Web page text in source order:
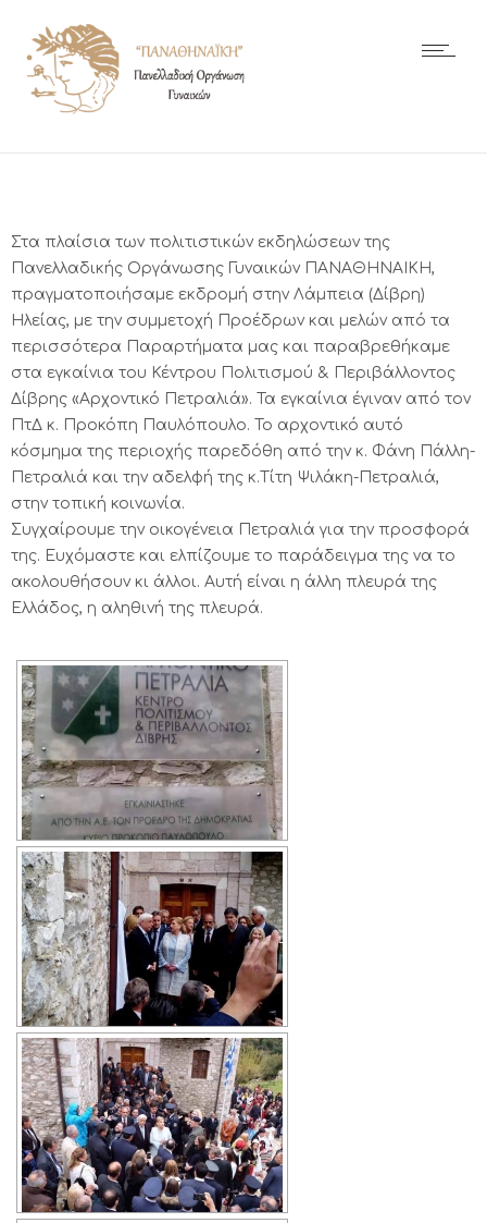
Στα πλαίσια των πολιτιστικών εκδηλώσεων της
Πανελλαδικής Οργάνωσης Γυναικών ΠΑΝΑΘΗΝΑΙΚΗ,
πραγματοποιήσαμε εκδρομή στην Λάμπεια (Δίβρη)
Ηλείας, με την συμμετοχή Προέδρων και μελών από τα
περισσότερα Παραρτήματα μας και παραβρεθήκαμε
στα εγκαίνια του Κέντρου Πολιτισμού & Περιβάλλοντος
Δίβρης «Αρχοντικό Πετραλιά». Τα εγκαίνια έγιναν από τον
ΠτΔ κ. Προκόπη Παυλόπουλο. Το αρχοντικό αυτό
κόσμημα της περιοχής παρεδόθη από την κ. Φάνη Πάλλη-
Πετραλιά και την αδελφή της κ.Τίτη Ψιλάκη-Πετραλιά,
στην τοπική κοινωνία.
Συγχαίρουμε την οικογένεια Πετραλιά για την προσφορά
της. Ευχόμαστε και ελπίζουμε το παράδειγμα της να το
ακολουθήσουν κι άλλοι. Αυτή είναι η άλλη πλευρά της
Ελλάδος, η αληθινή της πλευρά.